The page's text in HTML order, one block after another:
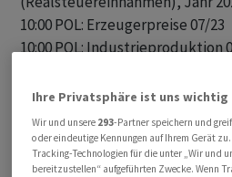
10:00 POL: Erzeugerpreise 07/23
10:00 POL: Industrieproduktion
- Sonstige Termine
18:00 DEU: Pk anlässlich des
Corona-Impfschäden
Ihre Privatsphäre ist uns wichtig
Wir und unsere 293-Partner speichern und
oder eindeutige Kennungen auf Ihrem Gerät
Tracking-Technologien für die unter „Wir und
bereitzustellen“ aufgeführten Zwecke. Wenn